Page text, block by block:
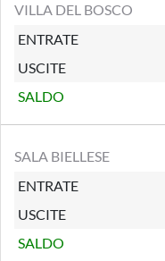
VILLA DEL BOSCO
ENTRATE
USCITE
SALDO
SALA BIELLESE
ENTRATE
USCITE
SALDO